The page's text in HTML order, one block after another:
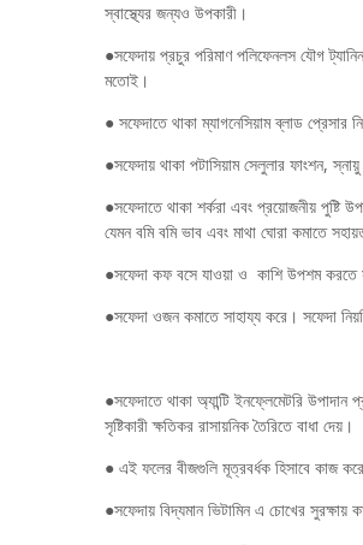
স্বাস্থ্যের জন্যও উপকারী।
●সফেদায় প্রচুর পরিমাণ পলিফেনলস যৌগ
মতোই।
● সফেদাতে থাকা ম্যাগনেসিয়াম ব্লাড প্রেসার
●সফেদায় থাকা পটাসিয়াম সেলুলার ফাংশন,
●সফেদাতে থাকা শর্করা এবং প্রয়োজনীয় পুষ্টি
যেমন বমি বমি ভাব এবং মাথা ঘোরা কমাতে
●সফেদা কফ বসে যাওয়া ও কাশি উপশম করতে
●সফেদা ওজন কমাতে সাহায্য করে। সফেদা
●সফেদাতে থাকা অ্যান্টি ইনফ্লেমেটরি
সৃষ্টিকারী ক্ষতিকর রাসায়নিক তৈরিতে বাধা দেয়।
● এই ফলের বীজগুলি মূত্রবর্ধক হিসাবে কাজ
●সফেদায় বিদ্যমান ভিটামিন এ চোখের